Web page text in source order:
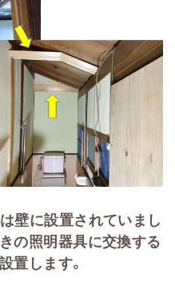
壁に設置されていまし
の照明器具に交換する
置します。